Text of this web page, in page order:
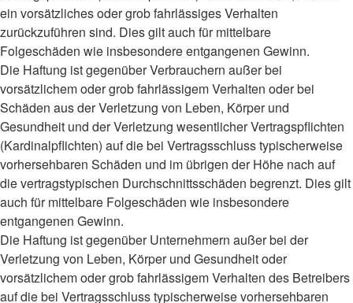
ein vorsätzliches oder grob fahrlässiges Verhalten
zurückzuführen sind. Dies gilt auch für mittelbare
Folgeschäden wie insbesondere entgangenen Gewinn.
Die Haftung ist gegenüber Verbrauchern außer bei
vorsätzlichem oder grob fahrlässigem Verhalten oder bei
Schäden aus der Verletzung von Leben, Körper und
Gesundheit und der Verletzung wesentlicher Vertragspflichten
(Kardinalpflichten) auf die bei Vertragsschluss typischerweise
vorhersehbaren Schäden und im übrigen der Höhe nach auf
die vertragstypischen Durchschnittsschäden begrenzt. Dies gilt
auch für mittelbare Folgeschäden wie insbesondere
entgangenen Gewinn.
Die Haftung ist gegenüber Unternehmern außer bei der
Verletzung von Leben, Körper und Gesundheit oder
vorsätzlichem oder grob fahrlässigem Verhalten des Betreibers
auf die bei Vertragsschluss typischerweise vorhersehbaren